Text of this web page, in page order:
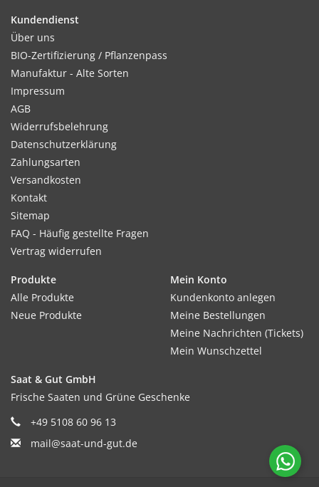
Kundendienst
Über uns
BIO-Zertifizierung / Pflanzenpass
Manufaktur - Alte Sorten
Impressum
AGB
Widerrufsbelehrung
Datenschutzerklärung
Zahlungsarten
Versandkosten
Kontakt
Sitemap
FAQ - Häufig gestellte Fragen
Vertrag widerrufen
Produkte
Alle Produkte
Neue Produkte
Mein Konto
Kundenkonto anlegen
Meine Bestellungen
Meine Nachrichten (Tickets)
Mein Wunschzettel
Saat & Gut GmbH
Frische Saaten und Grüne Geschenke
+49 5108 60 96 13
mail@saat-und-gut.de